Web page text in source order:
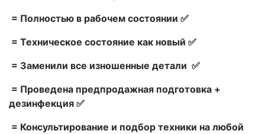
= Полностью в рабочем состоянии ✅
= Техническое состояние как новый ✅
= Заменили все изношенные детали ✅
= Проведена предпродажная подготовка +
дезинфекция ✅
= Консультирование и подбор техники на любой